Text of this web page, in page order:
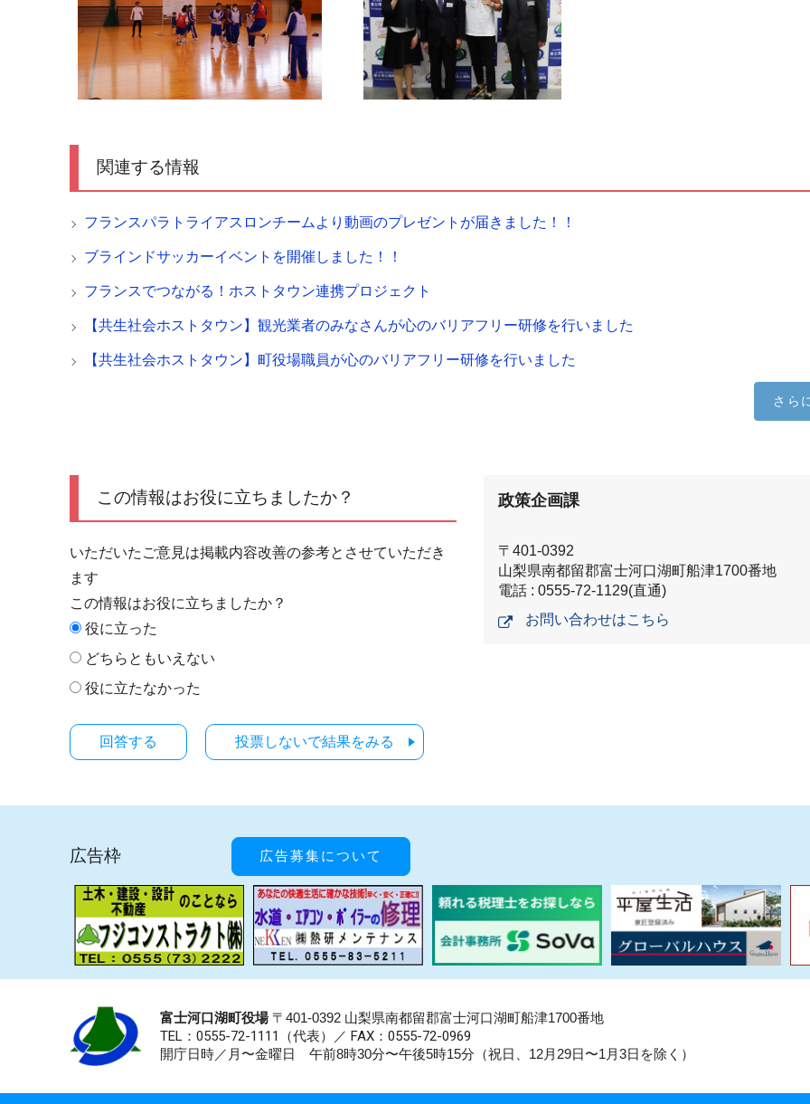
関連する情報
フランスパラトライアスロンチームより動画のプレゼントが届きました！！
ブラインドサッカーイベントを開催しました！！
フランスでつながる！ホストタウン連携プロジェクト
【共生社会ホストタウン】観光業者のみなさんが心のバリアフリー研修を行いました
【共生社会ホストタウン】町役場職員が心のバリアフリー研修を行いました
さら
この情報はお役に立ちましたか？
いただいたご意見は掲載内容改善の参考とさせていただき
ます
この情報はお役に立ちましたか？
役に立った
どちらともいえない
役に立たなかった
投票しないで結果をみる
政策企画課
〒401-0392
山梨県南都留郡富士河口湖町船津1700番地
電話 : 0555-72-1129(直通)
お問い合わせはこちら
広告枠 広告募集について
富士河口湖町役場〒401-0392 山梨県南都留郡富士河口湖町船津1700番地
TEL：0555-72-1111 （代表）／ FAX：0555-72-0969
開庁日時／月〜金曜日 午前8時30分〜午後5時15分（祝日、12月29日〜1月3日を除く）